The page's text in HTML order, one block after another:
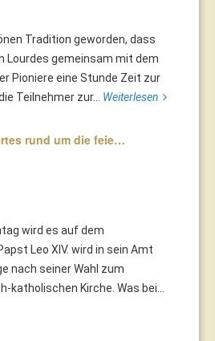
Tradition geworden, dass
Lourdes gemeinsam mit dem
Pioniere eine Stunde Zeit zur
Teilnehmer zur... Weiterlesen
rund um die feie…
wird es auf dem
Leo XIV. wird in sein Amt
nach seiner Wahl zum
katholischen Kirche. Was bei...